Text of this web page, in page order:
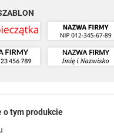
o tym produkcie